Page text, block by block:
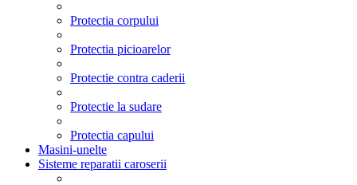
Protectia corpului
Protectia picioarelor
Protectie contra caderii
Protectie la sudare
Protectia capului
Masini-unelte
Sisteme reparatii caroserii